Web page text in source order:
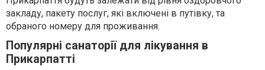
закладу, пакету послуг, які включені в путівку, та
обраного номеру для проживання.
Популярні санаторії для лікування в
Прикарпатті